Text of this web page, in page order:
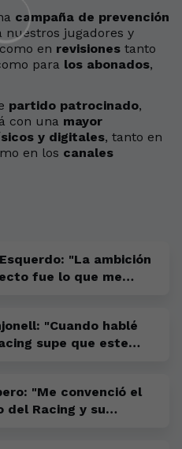
campaña de prevención
nuestros jugadores y
en revisiones tanto
para los abonados,
partido patrocinado,
con una mayor
y digitales, tanto en
en los canales
"La ambición
fue lo que me
"Cuando hablé
supe que este
"Me convenció el
del Racing y su